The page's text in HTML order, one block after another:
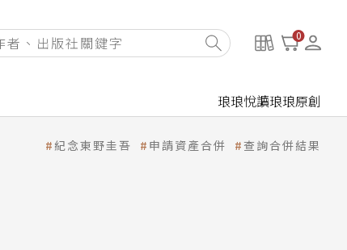
0
琅琅悅讀琅琅原創
紀念東野圭吾 申請資產合併 查詢合併結果